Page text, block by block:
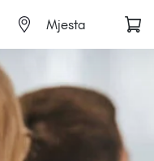
Mjesta